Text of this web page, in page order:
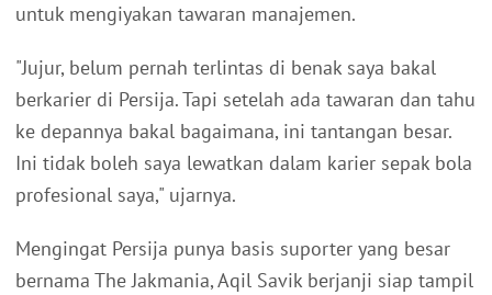
untuk mengiyakan tawaran manajemen.
"Jujur, belum pernah terlintas di benak saya bakal
berkarier di Persija. Tapi setelah ada tawaran dan tahu
ke depannya bakal bagaimana, ini tantangan besar.
Ini tidak boleh saya lewatkan dalam karier sepak bola
profesional saya," ujarnya.
Mengingat Persija punya basis suporter yang besar
bernama The Jakmania, Aqil Savik berjanji siap tampil